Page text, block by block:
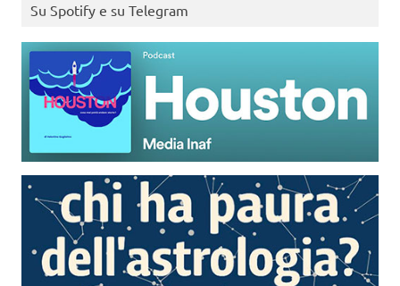
Su Spotify e su Telegram